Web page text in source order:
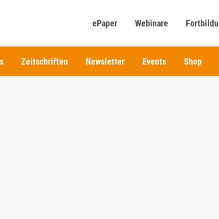
ePaper Webinare
Zeitschriften Newsletter Events Shop